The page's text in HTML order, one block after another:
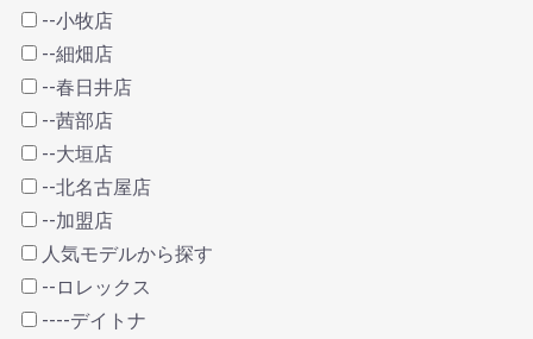
--小牧店
--細畑店
--春日井店
--茜部店
--大垣店
--北名古屋店
--加盟店
人気モデルから探す
--ロレックス
----デイトナ